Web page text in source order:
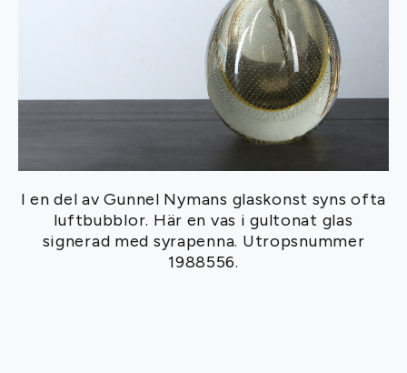
I en del av Gunnel Nymans glaskonst syns ofta
luftbubblor. Här en vas i gultonat glas
signerad med syrapenna. Utropsnummer
1988556.